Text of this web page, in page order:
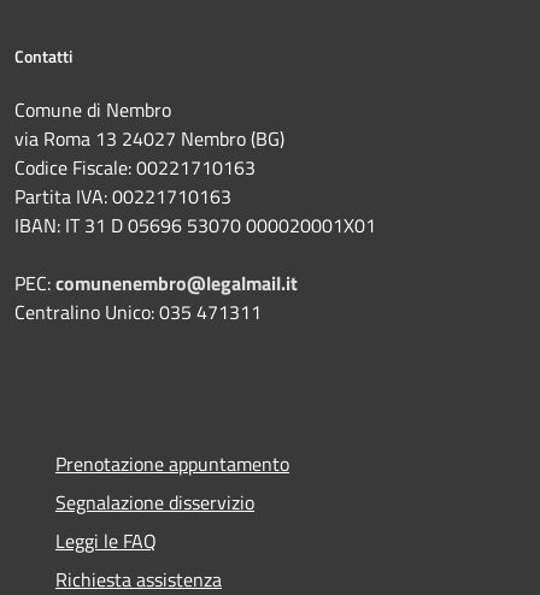
Contatti
Comune di Nembro
via Roma 13 24027 Nembro (BG)
Codice Fiscale: 00221710163
Partita IVA: 00221710163
IBAN: IT 31 D 05696 53070 000020001X01
PEC:comunenembro@legalmail.it
Centralino Unico: 035 471311
Prenotazione appuntamento
Segnalazione disservizio
Leggi le FAQ
Richiesta assistenza